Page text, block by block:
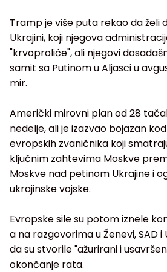
Tramp je više puta rekao da želi
Ukrajini, koji njegova
"krvoproliće", ali njegovi
samit sa Putinom u Aljasci u
mir.
Američki mirovni plan od 28
nedelje, ali je izazvao bojazan
evropskih zvaničnika koji
ključnim zahtevima Moskve
Moskve nad petinom Ukrajine i
ukrajinske vojske.
Evropske sile su potom iznele
a na razgovorima u Ženevi, SAD
da su stvorile "ažurirani i
okončanje rata.